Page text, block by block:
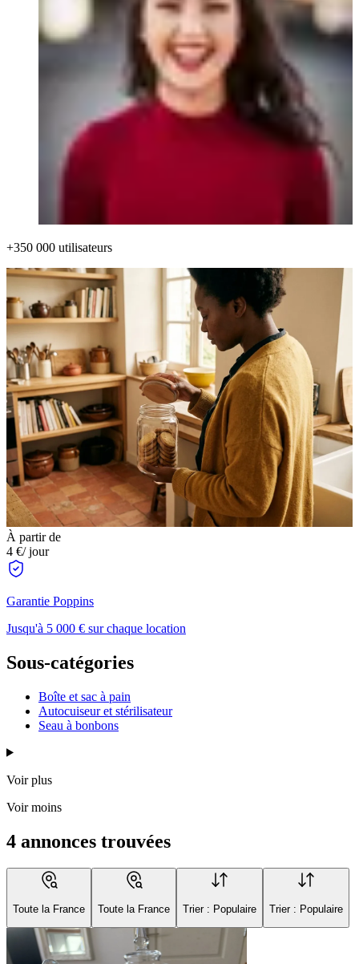
+350 000 utilisateurs
À partir de
4 €/ jour
Garantie Poppins
Jusqu'à 5 000 € sur chaque location
Sous-catégories
Boîte et sac à pain
Autocuiseur et stérilisateur
Seau à bonbons
Voir plus
Voir moins
4 annonces trouvées
Toute la France Toute la France Trier : Populaire Trier : Populaire